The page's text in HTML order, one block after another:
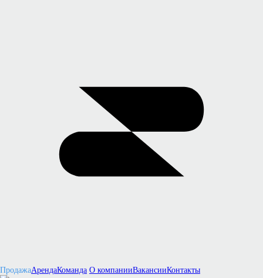
ПродажаАрендаКоманда О компанииВакансииКонтакты